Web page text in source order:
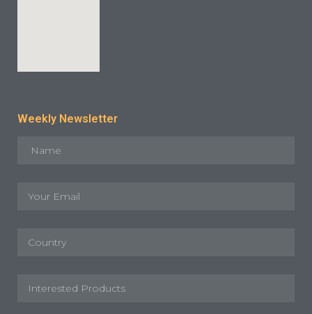
Weekly Newsletter